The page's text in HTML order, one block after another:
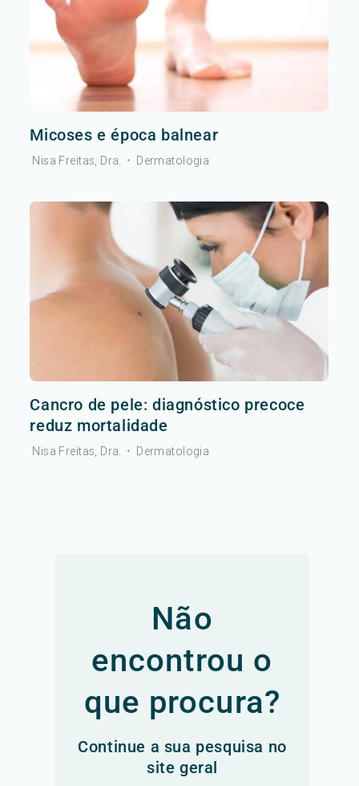
Micoses e época balnear
Nisa Freitas, Dra. • Dermatologia
Cancro de pele: diagnóstico precoce
reduz mortalidade
Nisa Freitas, Dra. • Dermatologia
Não
encontrou o
que procura?
Continue a sua pesquisa no
site geral